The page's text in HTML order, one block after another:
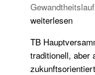
weiterlesen
TB
traditionell, aber